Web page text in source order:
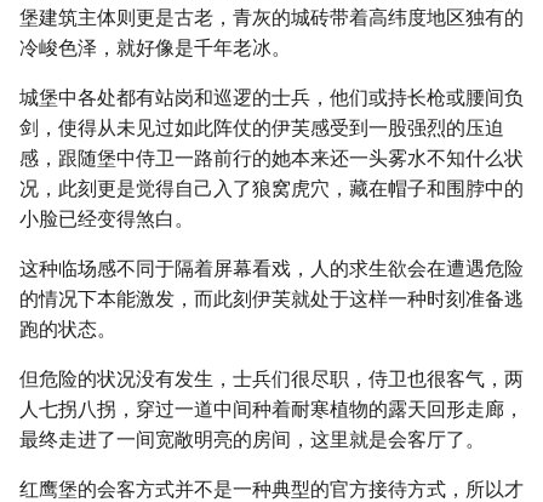
堡建筑主体则更是古老，青灰的城砖带着高纬度地区独有的
冷峻色泽，就好像是千年老冰。
城堡中各处都有站岗和巡逻的士兵，他们或持长枪或腰间负
剑，使得从未见过如此阵仗的伊芙感受到一股强烈的压迫
感，跟随堡中侍卫一路前行的她本来还一头雾水不知什么状
况，此刻更是觉得自己入了狼窝虎穴，藏在帽子和围脖中的
小脸已经变得煞白。
这种临场感不同于隔着屏幕看戏，人的求生欲会在遭遇危险
的情况下本能激发，而此刻伊芙就处于这样一种时刻准备逃
跑的状态。
但危险的状况没有发生，士兵们很尽职，侍卫也很客气，两
人七拐八拐，穿过一道中间种着耐寒植物的露天回形走廊，
最终走进了一间宽敞明亮的房间，这里就是会客厅了。
红鹰堡的会客方式并不是一种典型的官方接待方式，所以才